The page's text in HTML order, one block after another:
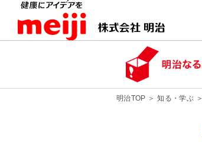
明治TOP 知る・学ぶ